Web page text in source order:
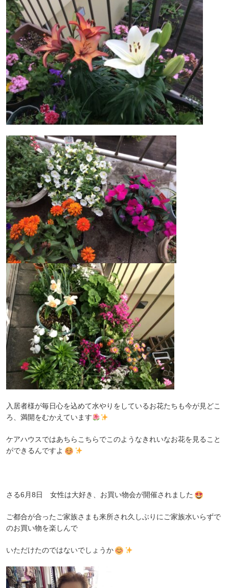
入居者様が毎日心を込めて水やりをしているお花たちも今が見どこ
ろ、満開をむかえています
ケアハウスではあちらこちらでこのようなきれいなお花を見ること
ができるんですよ
さる6月8日 女性は大好き、お買い物会が開催されました
ご都合が合ったご家族さまも来所され久しぶりにご家族水いらずで
のお買い物を楽しんで
いただけたのではないでしょうか